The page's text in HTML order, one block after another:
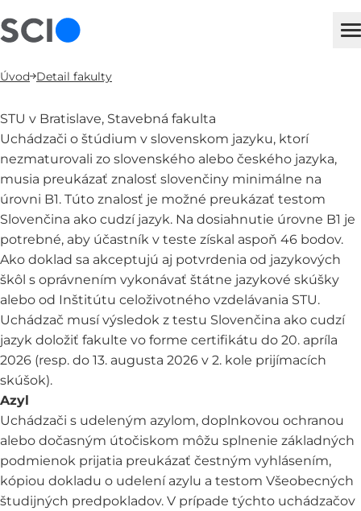
Úvod Detail fakulty
STU v Bratislave, Stavebná fakulta
Uchádzači o štúdium v slovenskom jazyku, ktorí
nezmaturovali zo slovenského alebo českého jazyka,
musia preukázať znalosť slovenčiny minimálne na
úrovni B1. Túto znalosť je možné preukázať testom
Slovenčina ako cudzí jazyk. Na dosiahnutie úrovne B1 je
potrebné, aby účastník v teste získal aspoň 46 bodov.
Ako doklad sa akceptujú aj potvrdenia od jazykových
škôl s oprávnením vykonávať štátne jazykové skúšky
alebo od Inštitútu celoživotného vzdelávania STU.
Uchádzač musí výsledok z testu Slovenčina ako cudzí
jazyk doložiť fakulte vo forme certifikátu do 20. apríla
2026 (resp. do 13. augusta 2026 v 2. kole prijímacích
skúšok).
Azyl
Uchádzači s udeleným azylom, doplnkovou ochranou
alebo dočasným útočiskom môžu splnenie základných
podmienok prijatia preukázať čestným vyhlásením,
kópiou dokladu o udelení azylu a testom Všeobecných
študijných predpokladov. V prípade týchto uchádzačov